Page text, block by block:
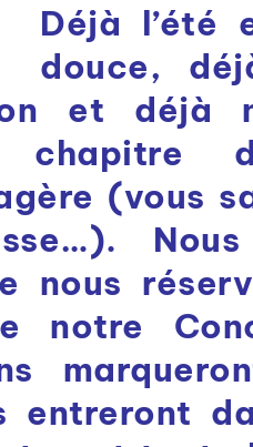
Déjà l’été
douce,
et déjà
(vous
nous
notre
entreront